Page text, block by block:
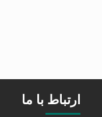
ارتباط با ما